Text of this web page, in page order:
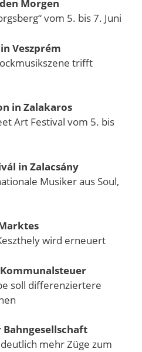
Morgen
vom 5. bis 7. Juni
Veszprém
trifft
in Zalakaros
Art Festival vom 5. bis
in Zalacsány
Musiker aus Soul,
wird erneuert
soll differenziertere
mehr Züge zum